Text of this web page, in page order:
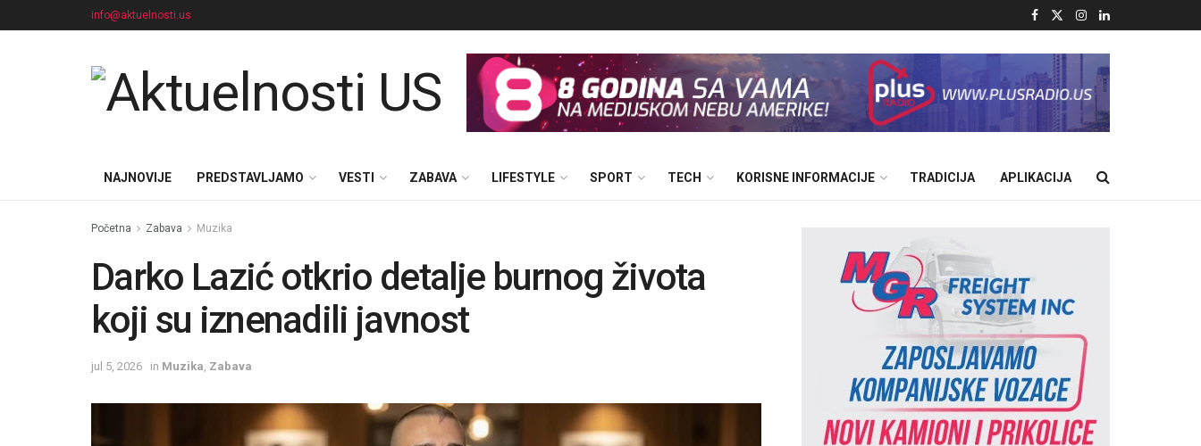
info@aktuelnosti.us
NAJNOVIJE PREDSTAVLJAMO VESTI ZABAVA LIFESTYLE SPORT TECH KORISNE INFORMACIJE TRADICIJA APLIKACIJA
Početna Zabava Muzika
Darko Lazić otkrio detalje burnog života
koji su iznenadili javnost
jul 5, 2026 in Muzika Zabava